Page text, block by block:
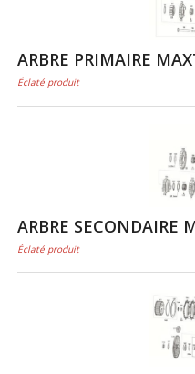
ARBRE PRIMAIRE
Éclaté produit
ARBRE SECONDAIRE
Éclaté produit